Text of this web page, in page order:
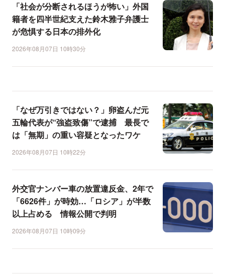
「社会が分断されるほうが怖い」外国
籍者を四半世紀支えた鈴木雅子弁護士
が危惧する日本の排外化
2026年08月07日 10時30分
「なぜ万引きではない？」卵盗んだ元
五輪代表が“強盗致傷”で逮捕 最長で
は「無期」の重い容疑となったワケ
2026年08月07日 10時22分
外交官ナンバー車の放置違反金、2年で
「6626件」が時効…「ロシア」が半数
以上占める 情報公開で判明
2026年08月07日 10時09分